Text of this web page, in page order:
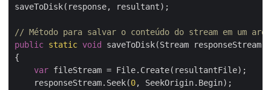
saveToDisk(response, resultant);
// Método para salvar o conteúdo do stream em um
public static void
saveToDisk(Stream responseStream,
{
var fileStream = File.Create(resultantFile);
    responseStream.Seek(
0, SeekOrigin.Begin);